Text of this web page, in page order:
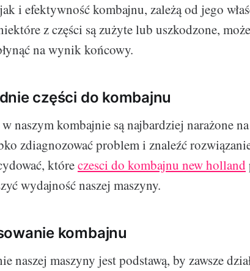
i efektywność kombajnu, zależą od jego
z części są zużyte lub uszkodzone,
na wynik końcowy.
części do kombajnu
naszym kombajnie są najbardziej narażone
zdiagnozować problem i znaleźć
któreczesci do kombajnu new holland
wydajność naszej maszyny.
kombajnu
naszej maszyny jest podstawą, by zawsze